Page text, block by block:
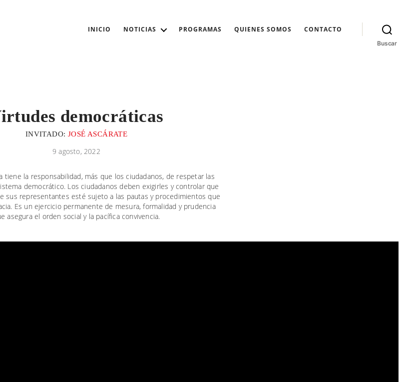
INICIO NOTICIAS PROGRAMAS QUIENES SOMOS CONTACTO
Buscar
democráticas
INVITADO: JOSÉ ASCÁRATE
9 agosto, 2022
tiene la responsabilidad, más que los ciudadanos, de respetar las
democrático. Los ciudadanos deben exigirles y controlar que
sus representantes esté sujeto a las pautas y procedimientos que
Es un ejercicio permanente de mesura, formalidad y prudencia
asegura el orden social y la pacífica convivencia.